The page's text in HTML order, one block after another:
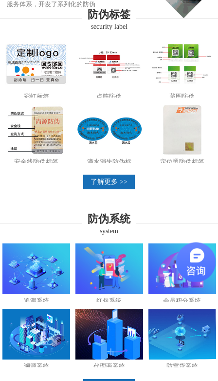
服务体系，开发了系列化的防伪
产品，以难仿制、易识别、优成
本的技术，经受住了市场的严酷
防伪标签
security label
彩虹标签 点阵防伪 藏图防伪
安全线防伪标签 滴水消失防伪标 定位烫防伪标签
了解更多 >>
防伪系统
system
追溯系统 红包系统 会员积分系统
溯源系统 代理商系统 防窜货系统